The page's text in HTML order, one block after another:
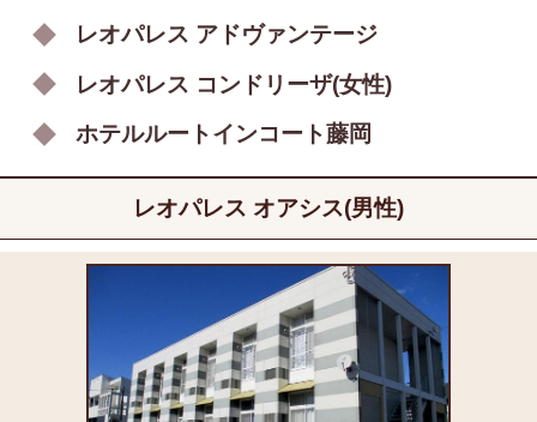
レオパレス アドヴァンテージ
レオパレス コンドリーザ(女性)
ホテルルートインコート藤岡
レオパレス オアシス(男性)